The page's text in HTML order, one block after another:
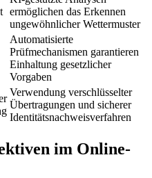
ermöglichen das Erkennen
ungewöhnlicher Wettermuster
Automatisierte
Prüfmechanismen garantieren
Einhaltung gesetzlicher
Vorgaben
Verwendung verschlüsselter
Übertragungen und sicherer
Identitätsnachweisverfahren
im Online-